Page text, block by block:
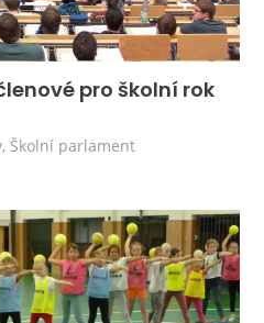
pro školní rok
, Školní parlament